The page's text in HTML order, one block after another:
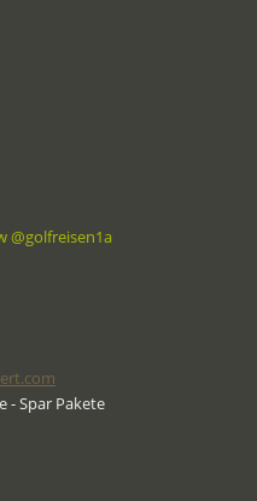
@golfreisen1a
- Spar Pakete